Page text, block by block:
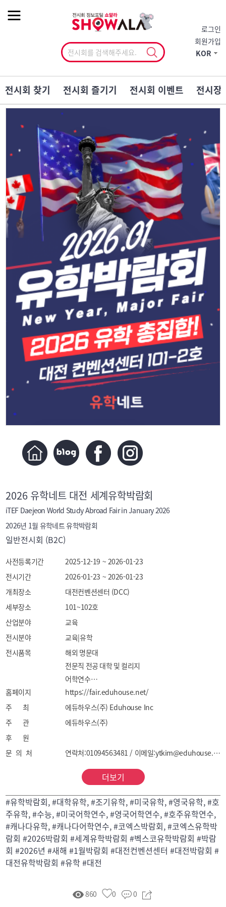
로그인
회원가입
KOR
전시회 찾기 전시회 즐기기 전시회 이벤트 전시장
2026 유학네트 대전 세계유학박람회
iTEF Daejeon World Study Abroad Fair in January 2026
2026년 1월 유학네트 유학박람회
일반전시회 (B2C)
사전등록기간
2025-12-19 ~ 2026-01-23
전시기간
2026-01-23 ~ 2026-01-23
개최장소
대전컨벤션센터 (DCC)
세부장소
101~102호
산업분야
교육
전시분야
교육|유학
전시품목
해외 명문대
전문직 전공 대학 및 컬리지
어학연수
초·중·고 조기유학
주니어 캠프 | 가족동반캠프
홈페이지
https://fair.eduhouse.net/
주 최
에듀하우스(주) Eduhouse Inc
주 관
에듀하우스(주)
후 원
문 의 처
연락처:01094563481 / 이메일:ytkim@eduhouse.net
더보기
#유학박람회, #대학유학, #조기유학, #미국유학, #영국유학, #호
주유학, #수능, #미국어학연수, #영국어학연수, #호주유학연수,
#캐나다유학, #캐나다어학연수, #코엑스박람회, #코엑스유학박
람회 #2026박람회 #세계유학박람회 #벡스코유학박람회 #박람
회 #2026년 #새해 #1월박람회 #대전컨벤션센터 #대전박람회 #
대전유학박람회 #유학 #대전
860 0 0